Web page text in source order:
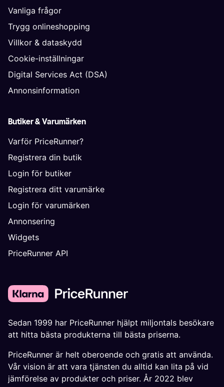
Vanliga frågor
Trygg onlineshopping
Villkor & dataskydd
Cookie-inställningar
Digital Services Act (DSA)
Annonsinformation
Butiker & Varumärken
Varför PriceRunner?
Registrera din butik
Login för butiker
Registrera ditt varumärke
Login för varumärken
Annonsering
Widgets
PriceRunner API
Sedan 1999 har PriceRunner hjälpt miljontals besökare
att hitta bästa produkterna till bästa priserna.
PriceRunner är helt oberoende och gratis att använda.
Vår vision är att vara tjänsten du alltid kan lita på vid
jämförelse av produkter och priser. År 2022 blev